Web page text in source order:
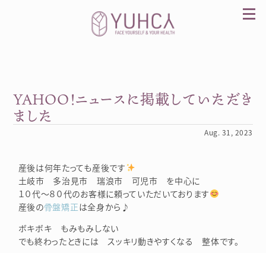
カラダを整え、習慣を変えて、心を前向きに。産
YAHOO！ニュースに掲載していただき
ました
Aug. 31, 2023
産後は何年たっても産後です
土岐市 多治見市 瑞浪市 可児市 を中心に
１０代～８０代のお客様に頼っていただいております
産後の骨盤矯正は全身から♪
ボキボキ もみもみしない
でも終わったときには スッキリ動きやすくなる 整体です。